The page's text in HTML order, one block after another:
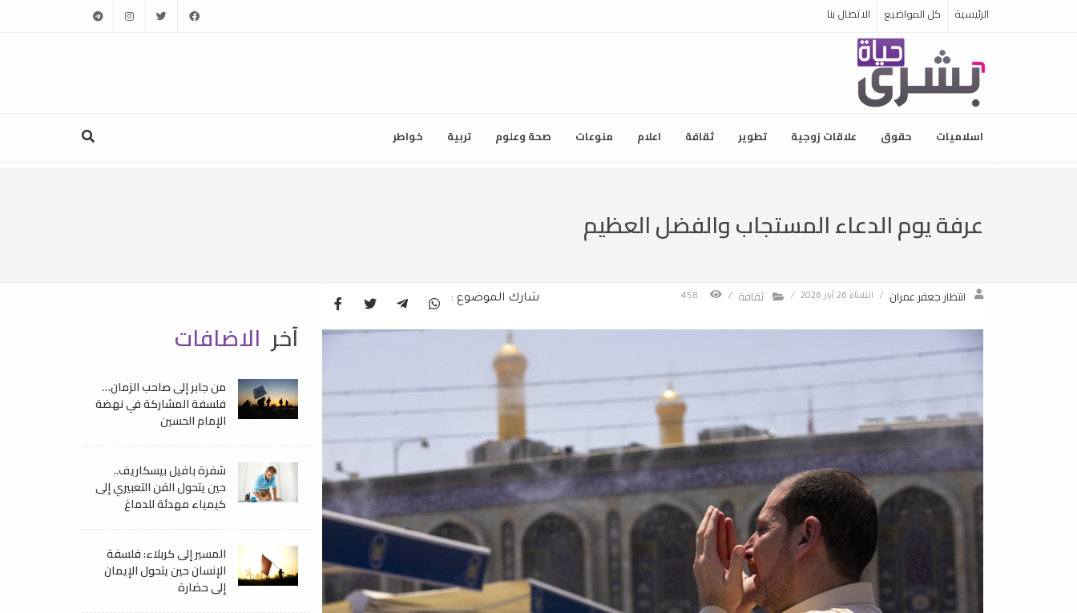
الرئيسية كل المواضيع الاتصال بنا facebook
twitter
instagram
telegram
اسلاميات حقوق علاقات زوجية تطوير ثقافة اعلام منوعات صحة وعلوم تربية خواطر
عرفة يوم الدعاء المستجاب والفضل العظيم
انتظار جعفر عمران / الثلاثاء 26 آيار 2026 / ثقافة / شارك الموضوع :
آخر الاضافات
من جابر إلى صاحب الزمان…
فلسفة المشاركة في نهضة
الإمام الحسين
شفرة بافيل بيسكاريف..
حين يتحول الفن التعبيري إلى
كيمياء مهدئة للدماغ
المسير إلى كربلاء: فلسفة
الإنسان حين يتحول الإيمان
إلى حضارة